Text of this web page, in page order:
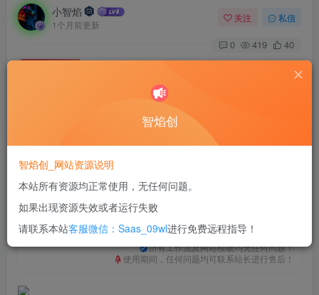
小智焰
1个月前更新
关注 私信
0 419 40
此内容为付费资源，请付费后查看
9.9
普通合伙人免费
立即购买
您当前未登录！建议登陆后购买，可保存购买订单
一次购买，永久包更新！
购买会员，可免费下载全站资源！
所有工作流及网站模板均无任何问题！
使用期间，任何问题均可联系站长进行售后！
智焰创
智焰创_网站资源说明
本站所有资源均正常使用，无任何问题。
如果出现资源失效或者运行失败
请联系本站客服微信：Saas_09wl进行免费远程指导！